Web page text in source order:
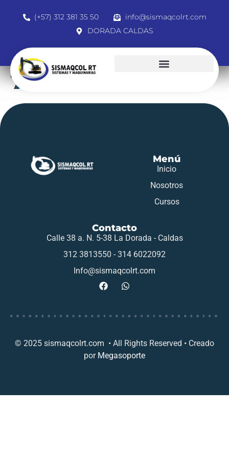
(+57) 312 381 35 50
info@sismaqcolrt.com
DORADA CALDAS
78021879
Menú
Inicio
Nosotros
Cursos
Contacto
Calle 38 a. N. 5-38 La Dorada - Caldas
312 3813550 - 314 6022092
Info@sismaqcolrt.com
© 2025 sismaqcolrt.com • All Rights Reserved • Creado
por Megasoporte